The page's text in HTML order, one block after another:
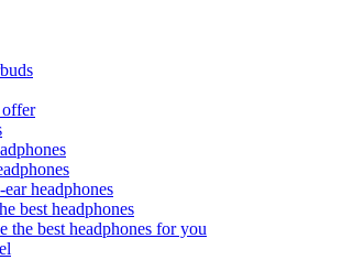
headphones
best headphones
the best headphones for you